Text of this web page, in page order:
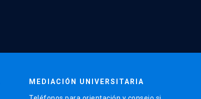
MEDIACIÓN UNIVERSITARIA